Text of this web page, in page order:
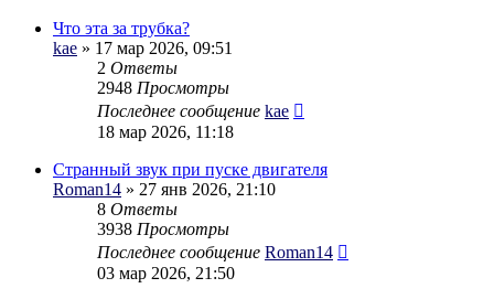
Что эта за трубка?
kae » 17 мар 2026, 09:51
2 Ответы
2948 Просмотры
Последнее сообщение kae
18 мар 2026, 11:18
Странный звук при пуске двигателя
Roman14 » 27 янв 2026, 21:10
8 Ответы
3938 Просмотры
Последнее сообщение Roman14
03 мар 2026, 21:50